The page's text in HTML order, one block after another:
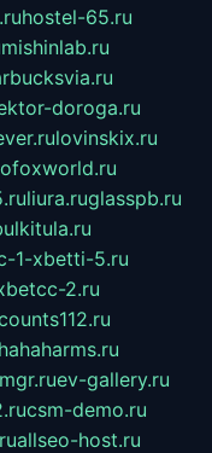
hostel-65.ru
mishinlab.ru
doroga.ru
lovinskix.ru
liura.ruglasspb.ru
1-xbetti-5.ru
2.ru
ev-gallery.ru
csm-demo.ru
allseo-host.ru